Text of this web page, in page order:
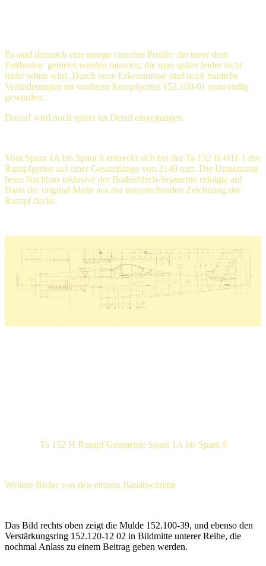
Es sind dennoch eine menge einzelne Profile, die unter dem
Fußboden genietet werden mussten, die man später leider nicht
mehr sehen wird. Durch neue Erkenntnisse sind noch bauliche
Veränderungen im vorderen Rumpfgerüst 152.100-01 notwendig
geworden.
Darauf wird noch später im Detail eingegangen.
Vom Spant 1A bis Spant 8 erstreckt sich bei der Ta 152 H-0/H-1 das
Rumpfgerüst auf einer Gesamtlänge von 2140 mm. Die Umsetzung
beim Nachbau inklusive der Bodenblech-Segmente erfolgte auf
Basis der original Maße aus der entsprechenden Zeichnung der
Rumpf decke.
Ta 152 H Rumpf Geometrie Spant 1A bis Spant 8
Weitere Bilder von den einzeln Bauabschnitte
Das Bild rechts oben zeigt die Mulde 152.100-39, und ebenso den
Verstärkungsring 152.120-12 02 in Bildmitte unterer Reihe, die
nochmal Anlass zu einem Beitrag geben werden.